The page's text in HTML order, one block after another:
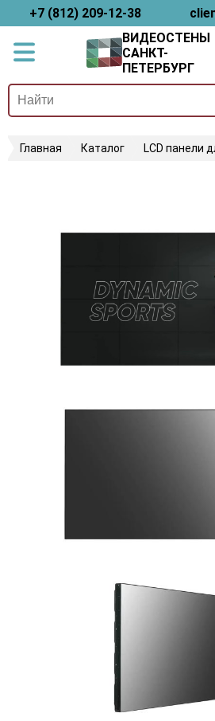
+7 (812) 209-12-38
ВИДЕОСТЕНЫ
САНКТ-
ПЕТЕРБУРГ
Главная Каталог LCD панели